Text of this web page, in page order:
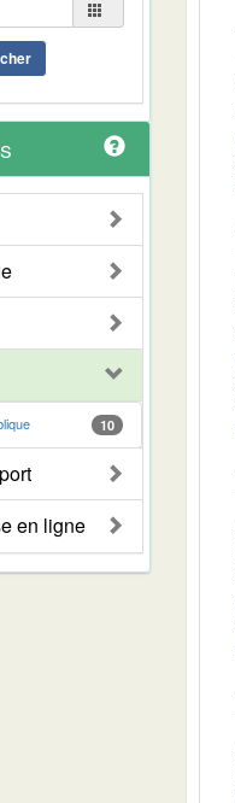
10
en ligne